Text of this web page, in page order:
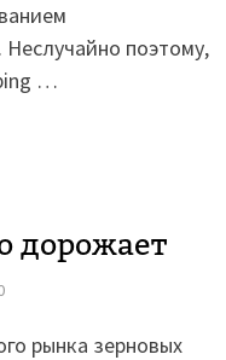
Неслучайно поэтому,
…
дорожает
рынка зерновых